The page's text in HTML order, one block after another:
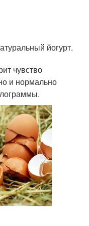
йогурт.
чувство
и нормально